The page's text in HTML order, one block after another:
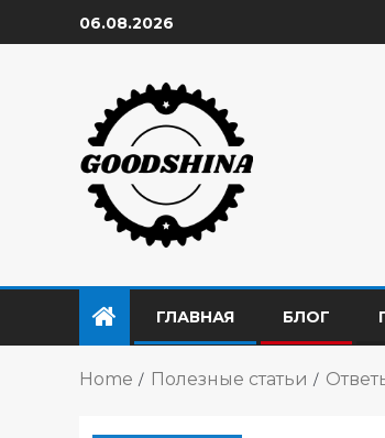
06.08.2026
ГЛАВНАЯ БЛОГ
Home Полезные статьи